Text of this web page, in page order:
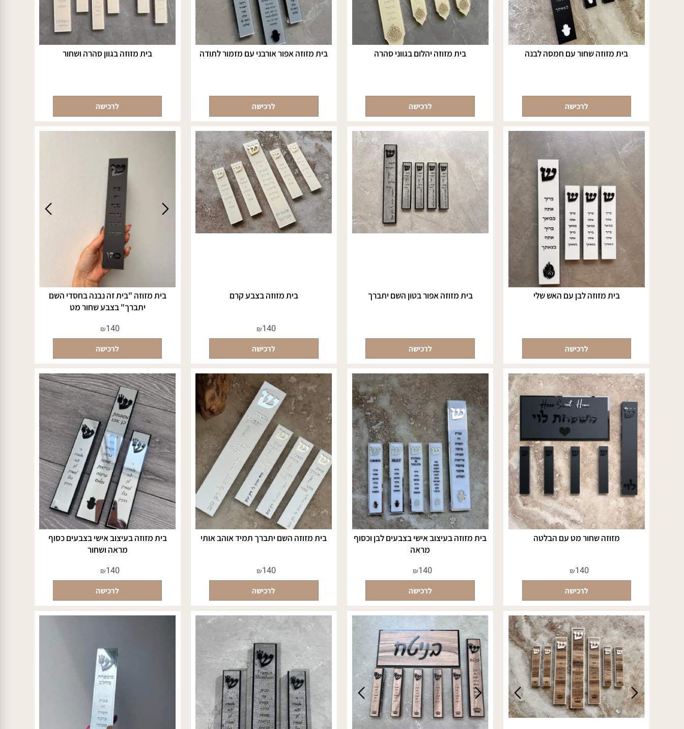
לרכישה לרכישה לרכישה לרכישה
לרכישה לרכישה
בית מזוזה בצבע קרם
₪140
לרכישה
בית מזוזה "בית זה נבנה בחסדי השם
יתברך" בצבע שחור מט
₪140
לרכישה
מזוזה שחור מט עם הבלטה
₪140
לרכישה
בית מזוזה בעיצוב אישי בצבעים לבן וכסוף
מראה
₪140
לרכישה
בית מזוזה השם יתברך תמיד אוהב אותי
₪140
לרכישה
בית מזוזה בעיצוב אישי בצבעים כסוף
מראה ושחור
₪140